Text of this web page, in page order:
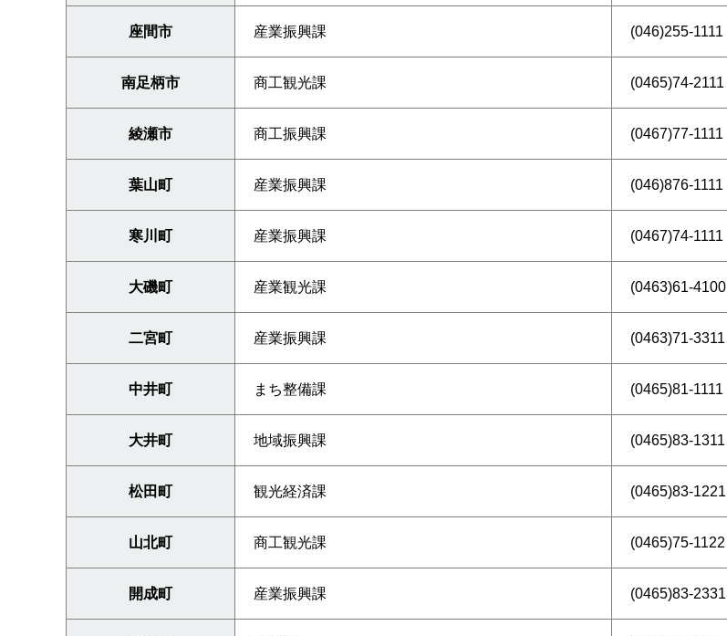
座間市 産業振興課 (046)255-1111
南足柄市 商工観光課 (0465)74-2111
綾瀬市 商工振興課 (0467)77-1111
葉山町 産業振興課 (046)876-1111
寒川町 産業振興課 (0467)74-1111
大磯町 産業観光課 (0463)61-4100
二宮町 産業振興課 (0463)71-3311
中井町 まち整備課 (0465)81-1111
大井町 地域振興課 (0465)83-1311
松田町 観光経済課 (0465)83-1221
山北町 商工観光課 (0465)75-1122
開成町 産業振興課 (0465)83-2331